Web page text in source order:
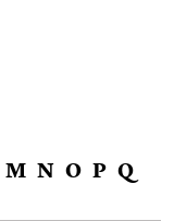
M N O P Q